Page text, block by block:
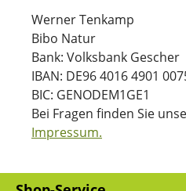
Werner Tenkamp
Bibo Natur
Bank: Volksbank Gescher
IBAN: DE96 4016 4901
BIC: GENODEM1GE1
Bei Fragen finden Sie
Impressum.